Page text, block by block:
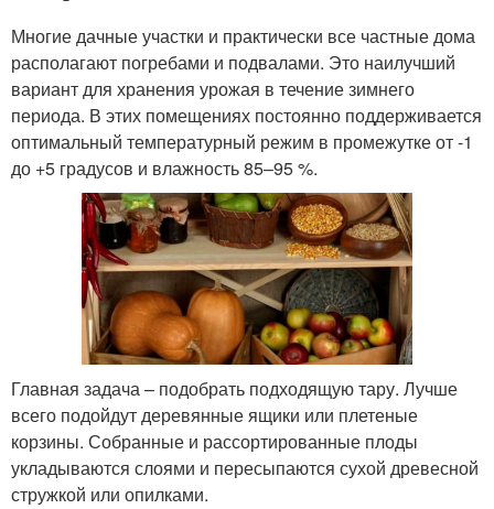
Многие дачные участки и практически все частные дома
располагают погребами и подвалами. Это наилучший
вариант для хранения урожая в течение зимнего
периода. В этих помещениях постоянно поддерживается
оптимальный температурный режим в промежутке от -1
до +5 градусов и влажность 85–95 %.
Главная задача – подобрать подходящую тару. Лучше
всего подойдут деревянные ящики или плетеные
корзины. Собранные и рассортированные плоды
укладываются слоями и пересыпаются сухой древесной
стружкой или опилками.